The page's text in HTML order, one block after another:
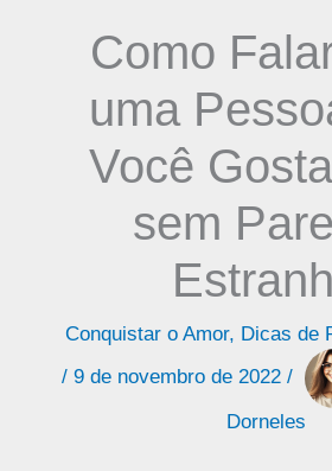
Como
uma
Você
sem
Conquistar o Amor, Dicas de
/ 9 de novembro de 2022 /
Dorneles